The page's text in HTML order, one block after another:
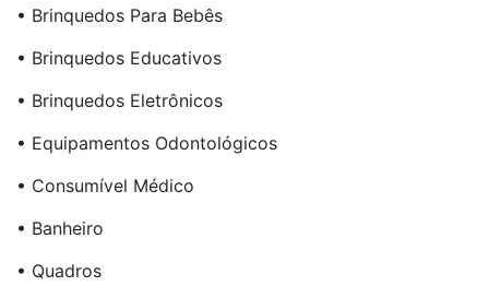
• Brinquedos Para Bebês
• Brinquedos Educativos
• Brinquedos Eletrônicos
• Equipamentos Odontológicos
• Consumível Médico
• Banheiro
• Quadros